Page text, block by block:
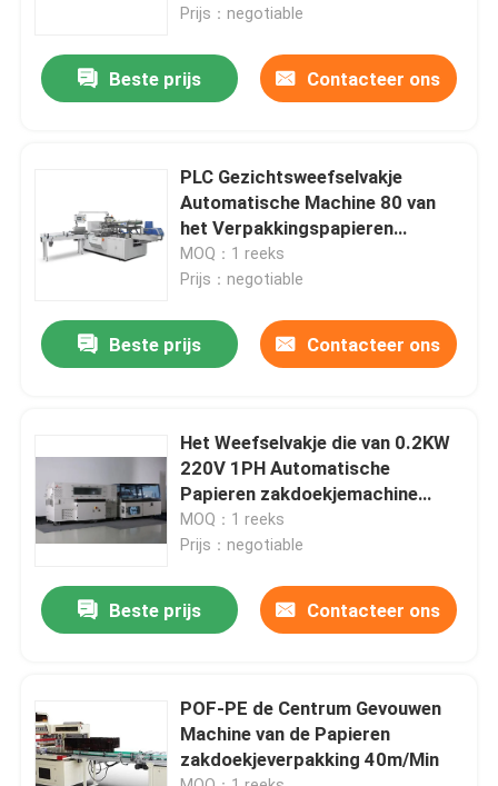
Producten
Ongeveer ons
Kwaliteitscontrole
Nieuws
Papieren zakdoekjemachine
gezichtsweefselmachine
Prijs：negotiable
Beste prijs Contacteer ons
PLC Gezichtsweefselvakje
Automatische Machine 80 van
het Verpakkingspapieren
zakdoekje Vakjes/Min
MOQ：1 reeks
Prijs：negotiable
Beste prijs Contacteer ons
Het Weefselvakje die van 0.2KW
220V 1PH Automatische
Papieren zakdoekjemachine
inpakken
MOQ：1 reeks
Prijs：negotiable
Beste prijs Contacteer ons
POF-PE de Centrum Gevouwen
Machine van de Papieren
zakdoekjeverpakking 40m/Min